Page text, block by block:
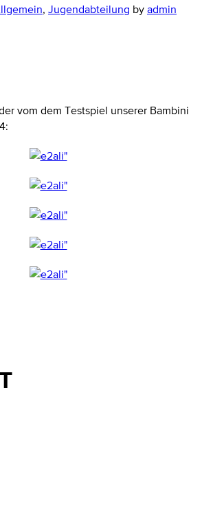
, Jugendabteilung byadmin
vom dem Testspiel unserer Bambini